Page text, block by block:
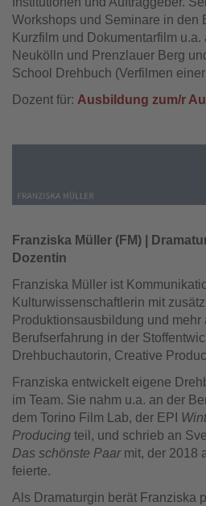
Workshops und Seminare in den
Kurzfilm und Dokumentarfilm
Neukölln und Prenzlauer Berg
School Drehbuch (Verfilmen
Dozent für: Ausbildung zum/r
Franziska Müller (FM) |
Dozentin
Franziska Müller ist
Kulturwissenschaftlerin mit
Produktionsausbildung und
Berufserfahrung in der
Drehbuchautorin, Creative
Franziska entwickelt eigene
im Team. Sie nahm u.a. an der
dem Torino Film Lab, der EPI
Producing teil, und schrieb an
Das schönste Paarmit, der 2018
feierte.
Als Dramaturgin berät Franziska